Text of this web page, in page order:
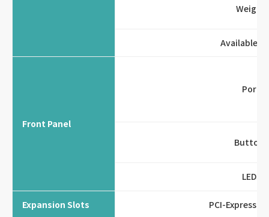
Weight
Available
Front Panel
Port
Buttons
LEDs
Expansion Slots PCI-Express （